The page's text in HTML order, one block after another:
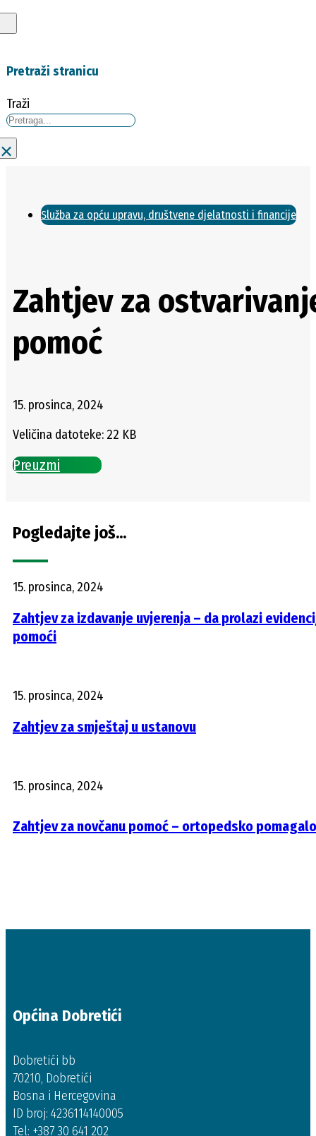
Pretraži stranicu
Traži
×
Služba za opću upravu, društvene djelatnosti i financije
Zahtjev za
pomoć
15. prosinca, 2024
Veličina datoteke: 22 KB
Preuzmi
Pogledajte još...
15. prosinca, 2024
Zahtjev za izdavanje uvjerenja – da prolazi
pomoći
15. prosinca, 2024
Zahtjev za smještaj u ustanovu
15. prosinca, 2024
Zahtjev za novčanu pomoć – ortopedsko pomagalo
Općina Dobretići
Dobretići bb
70210, Dobretići
Bosna i Hercegovina
ID broj: 4236114140005
Tel: +387 30 641 202